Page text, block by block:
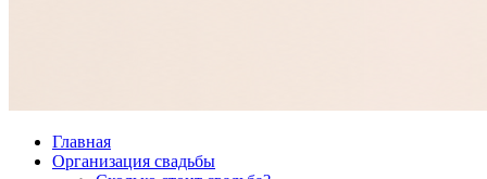
Главная
Организация свадьбы